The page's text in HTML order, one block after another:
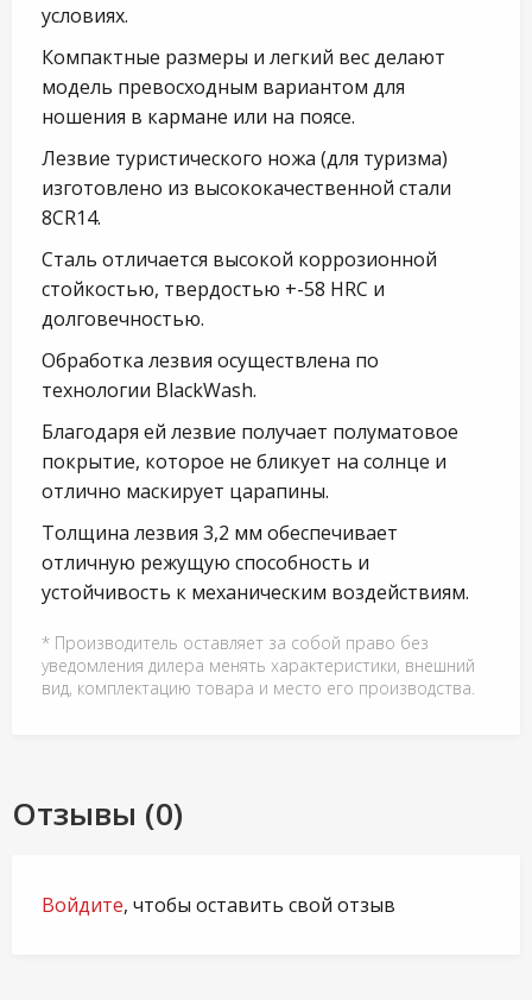
условиях.
Компактные размеры и легкий вес делают
модель превосходным вариантом для
ношения в кармане или на поясе.
Лезвие туристического ножа (для туризма)
изготовлено из высококачественной стали
8CR14.
Сталь отличается высокой коррозионной
стойкостью, твердостью +-58 HRC и
долговечностью.
Обработка лезвия осуществлена по
технологии BlackWash.
Благодаря ей лезвие получает полуматовое
покрытие, которое не бликует на солнце и
отлично маскирует царапины.
Толщина лезвия 3,2 мм обеспечивает
отличную режущую способность и
устойчивость к механическим воздействиям.
* Производитель оставляет за собой право без
уведомления дилера менять характеристики, внешний
вид, комплектацию товара и место его производства.
Отзывы (0)
Войдите, чтобы оставить свой отзыв